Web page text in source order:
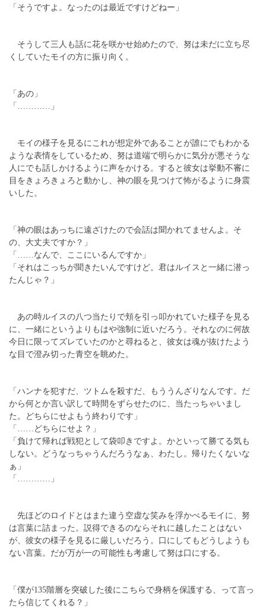
「そうですよ。なったのは最近ですけどねー」
そうして三人も話に花を咲かせ始めたので、努は未だに立ち尽
くしていたモイの方に振り向く。
「あの」
「…………」
モイの様子を見るにこれが想定外であることが誰にでもわかる
ような表情をしているため、努は道端で明らかに気分が悪そうな
人にでも話しかけるように声をかける。すると彼女は挙動不審に
目をきょろきょろと動かし、神の眼を見つけて怖がるように身震
いした。
「神の眼はあっちに遠ざけたので会話は聞かれてませんよ。そ
の、大丈夫ですか？」
「……なんで、ここにいるんですか」
「それはこっちが聞きたいんですけど。君はルイスと一緒に潜っ
たんじゃ？」
あの時ルイスの八つ当たりで頬を引っ叩かれていた様子を見る
に、一緒にというよりもはや強制に近いだろう。それなのに何故
今日に限ってズレていたのかと尋ねると、彼女は魂が抜けたよう
な目で澄み切った青空を眺めた。
「ハンナを犯すだ、ツトムを殺すだ、もううんざりなんです。だ
から何とか言い訳して時間をずらせたのに、当たっちゃいまし
た。どちらにせよもう終わりです」
「……どちらにせよ？」
「負けて帰れば戦犯として袋叩きですよ。かといって勝てる気も
しない。どうなっちゃうんだろうなぁ、わたし。帰りたくないな
ぁ」
「…………」
先ほどのロイドとはまた違う空虚な笑みを浮かべるモイに、努
は言葉に詰まった。説得できるのならそれに越したことはない
が、彼女の様子を見るに厳しいだろう。口にしてもどうしようも
ない言葉。だが万が一の可能性も考慮して努は口にする。
「僕が135階層を突破した後にこちらで身柄を保護する、って言っ
たら信じてくれる？」